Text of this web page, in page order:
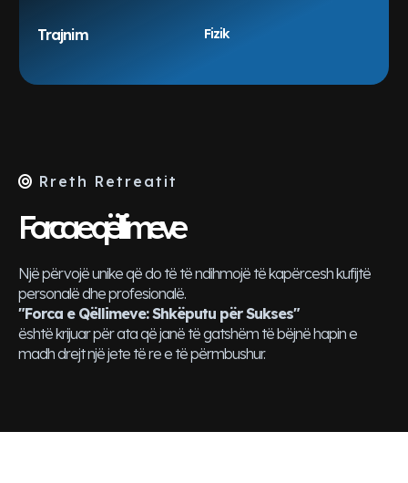
Trajnim Fizik
Rreth Retreatit
Forca e qëllimeve
Një përvojë unike që do të të ndihmojë të kapërcesh kufijtë
personalë dhe profesionalë.
"Forca e Qëllimeve: Shkëputu për Sukses"
është krijuar për ata që janë të gatshëm të bëjnë hapin e
madh drejt një jete të re e të përmbushur.